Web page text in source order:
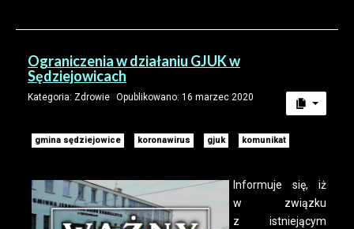
Ograniczenia w działaniu GJUK w
Sędziejowicach
Kategoria: Zdrowie Opublikowano: 16 marzec 2020
gmina sędziejowice koronawirus gjuk komunikat
Informuje się, iż
w związku
z istniejącym